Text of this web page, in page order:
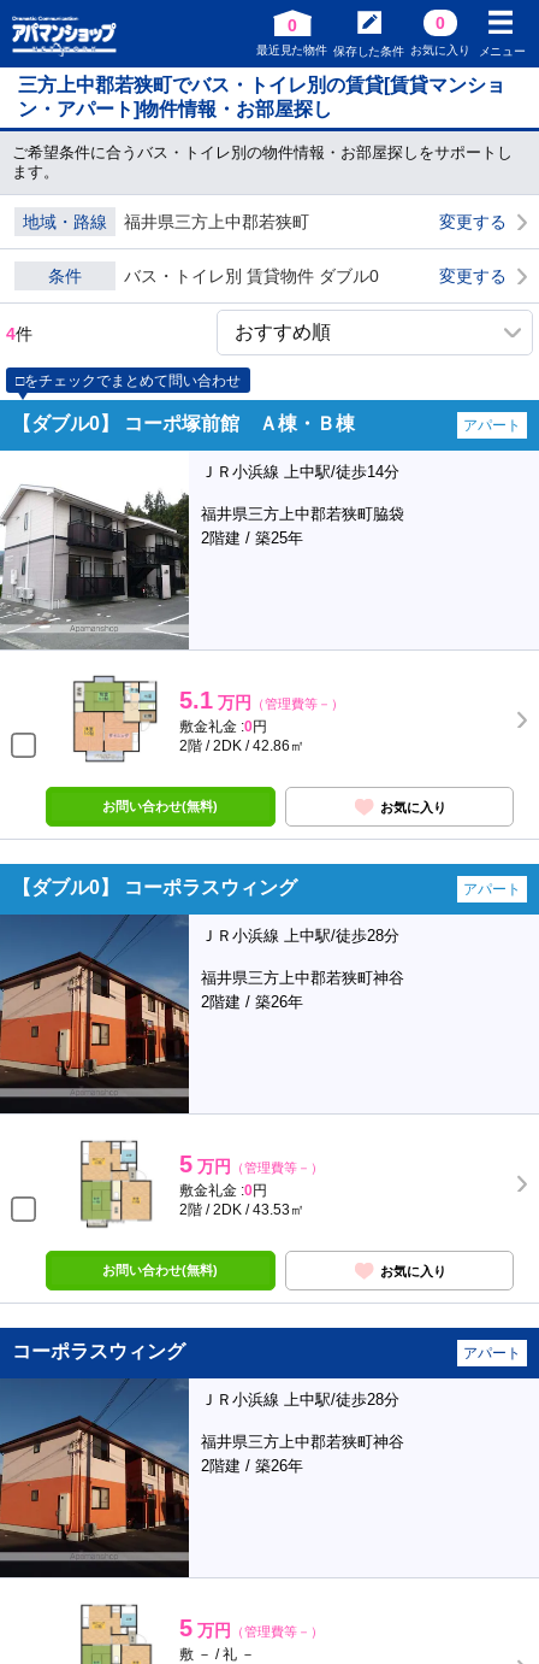
0
最近見た物件 保存した条件
0
お気に入り メニュー
三方上中郡若狭町でバス・トイレ別の賃貸[賃貸マンショ
ン・アパート]物件情報・お部屋探し
ご希望条件に合うバス・トイレ別の物件情報・お部屋探しをサポートし
ます。
地域・路線 福井県三方上中郡若狭町 変更する
条件 バス・トイレ別 賃貸物件 ダブル0 変更する
4件
□をチェックでまとめて問い合わせ
【ダブル0】 コーポ塚前館 Ａ棟・Ｂ棟 アパート
ＪＲ小浜線 上中駅/徒歩14分
福井県三方上中郡若狭町脇袋
2階建 / 築25年
5.1 万円 （管理費等－）
敷金礼金 :0円
2階 / 2DK / 42.86㎡
お問い合わせ(無料) お気に入り
【ダブル0】 コーポラスウィング アパート
ＪＲ小浜線 上中駅/徒歩28分
福井県三方上中郡若狭町神谷
2階建 / 築26年
5 万円 （管理費等－）
敷金礼金 :0円
2階 / 2DK / 43.53㎡
お問い合わせ(無料) お気に入り
コーポラスウィング アパート
ＪＲ小浜線 上中駅/徒歩28分
福井県三方上中郡若狭町神谷
2階建 / 築26年
5 万円 （管理費等－）
敷 － / 礼 －